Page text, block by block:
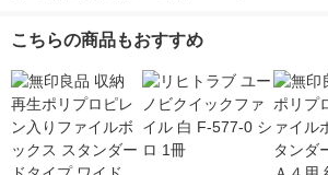
こちらの商品もおすすめ